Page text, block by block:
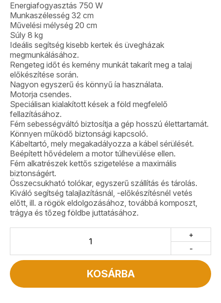
Energiafogyasztás 750 W
Munkaszélesség 32 cm
Művelési mélység 20 cm
Súly 8 kg
Ideális segítség kisebb kertek és üvegházak
megmunkálásához.
Rengeteg időt és kemény munkát takarít meg a talaj
előkészítése során.
Nagyon egyszerű és könnyű ía használata.
Motorja csendes.
Speciálisan kialakított kések a föld megfelelő
fellazításához.
Fém sebességváltó biztosítja a gép hosszú élettartamát.
Könnyen működő biztonsági kapcsoló.
Kábeltartó, mely megakadályozza a kábel sérülését.
Beépített hővédelem a motor túlhevülése ellen.
Fém alkatrészek kettős szigetelése a maximális
biztonságért.
Összecsukható tolókar, egyszerű szállítás és tárolás.
Kiváló segítség talajlazításnál, -előkészítésnél vetés
előtt, ill. a rögök eldolgozásához, továbbá komposzt,
trágya és tőzeg földbe juttatásához.
-
+
KOSÁRBA